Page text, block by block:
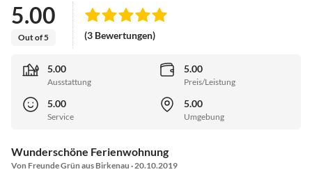
5.00
Out of 5 (3 Bewertungen)
5.00
Ausstattung
5.00
Preis/Leistung
5.00
Service
5.00
Umgebung
Wunderschöne Ferienwohnung
Von Freunde Grün aus Birkenau · 20.10.2019